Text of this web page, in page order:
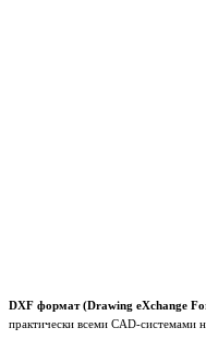
DXF формат (Drawing eXchange
практически всеми CAD-системами